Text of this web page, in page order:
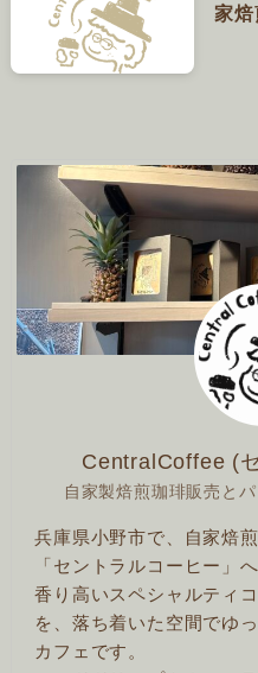
家
CentralCoffee (
自家製焙煎珈琲販売と
兵庫県小野市で、自家焙
「セントラルコーヒー」
香り高いスペシャルティ
を、落ち着いた空間でゆ
カフェです。